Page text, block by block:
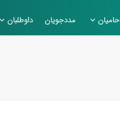
حامیان مددجویان داوطلبان